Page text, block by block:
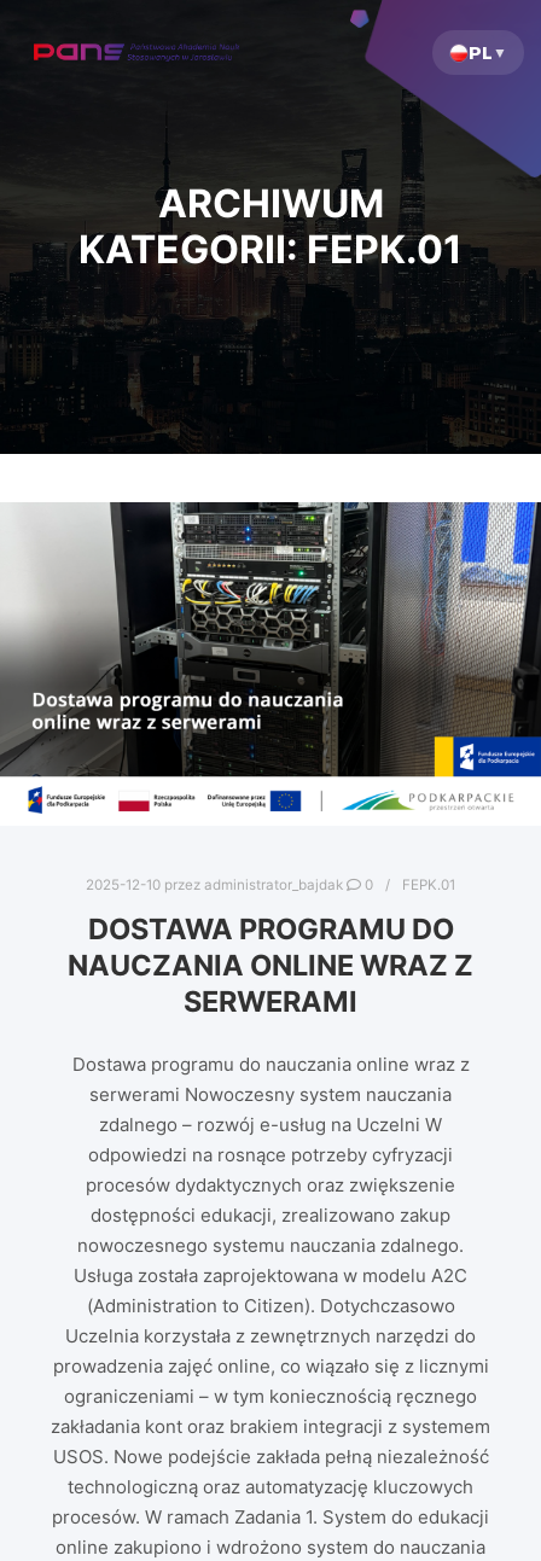
PL
ARCHIWUM
KATEGORII:FEPK.01
2025-12-10 przez administrator_bajdak 0 FEPK.01
DOSTAWA PROGRAMU DO
NAUCZANIA ONLINE WRAZ Z
SERWERAMI
Dostawa programu do nauczania online wraz z
serwerami Nowoczesny system nauczania
zdalnego – rozwój e-usług na Uczelni W
odpowiedzi na rosnące potrzeby cyfryzacji
procesów dydaktycznych oraz zwiększenie
dostępności edukacji, zrealizowano zakup
nowoczesnego systemu nauczania zdalnego.
Usługa została zaprojektowana w modelu A2C
(Administration to Citizen). Dotychczasowo
Uczelnia korzystała z zewnętrznych narzędzi do
prowadzenia zajęć online, co wiązało się z licznymi
ograniczeniami – w tym koniecznością ręcznego
zakładania kont oraz brakiem integracji z systemem
USOS. Nowe podejście zakłada pełną niezależność
technologiczną oraz automatyzację kluczowych
procesów. W ramach Zadania 1. System do edukacji
online zakupiono i wdrożono system do nauczania